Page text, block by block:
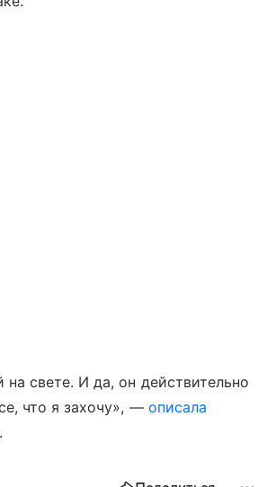
свете. И да, он действительно
что я захочу», — описала
.